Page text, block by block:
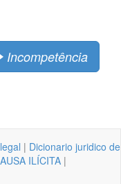
Incompetência
| Dicionario juridico de
ILÍCITA |